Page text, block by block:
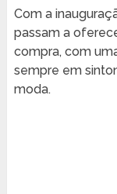
Com a
passam a
compra, com
sempre em
moda.